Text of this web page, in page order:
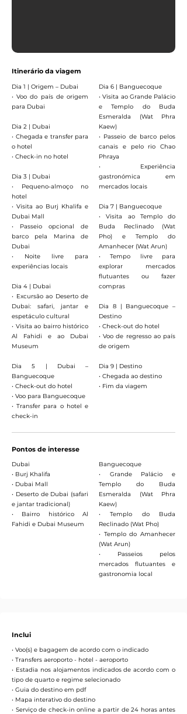
Itinerário da viagem
Dia 1 | Origem – Dubai
• Voo do país de origem
para Dubai
Dia 2 | Dubai
• Chegada e transfer para
o hotel
• Check-in no hotel
Dia 3 | Dubai
• Pequeno-almoço no
hotel
• Visita ao Burj Khalifa e
Dubai Mall
• Passeio opcional de
barco pela Marina de
Dubai
• Noite livre para
experiências locais
Dia 4 | Dubai
• Excursão ao Deserto de
Dubai: safari, jantar e
espetáculo cultural
• Visita ao bairro histórico
Al Fahidi e ao Dubai
Museum
Dia 5 | Dubai –
Banguecoque
• Check-out do hotel
• Voo para Banguecoque
• Transfer para o hotel e
check-in
Dia 6 | Banguecoque
• Visita ao Grande Palácio
e Templo do Buda
Esmeralda (Wat Phra
Kaew)
• Passeio de barco pelos
canais e pelo rio Chao
Phraya
• Experiência
gastronómica em
mercados locais
Dia 7 | Banguecoque
• Visita ao Templo do
Buda Reclinado (Wat
Pho) e Templo do
Amanhecer (Wat Arun)
• Tempo livre para
explorar mercados
flutuantes ou fazer
compras
Dia 8 | Banguecoque –
Destino
• Check-out do hotel
• Voo de regresso ao país
de origem
Dia 9 | Destino
• Chegada ao destino
• Fim da viagem
Pontos de interesse
Dubai
• Burj Khalifa
• Dubai Mall
• Deserto de Dubai (safari
e jantar tradicional)
• Bairro histórico Al
Fahidi e Dubai Museum
Banguecoque
• Grande Palácio e
Templo do Buda
Esmeralda (Wat Phra
Kaew)
• Templo do Buda
Reclinado (Wat Pho)
• Templo do Amanhecer
(Wat Arun)
• Passeios pelos
mercados flutuantes e
gastronomia local
Inclui
• Voo(s) e bagagem de acordo com o indicado
• Transfers aeroporto - hotel - aeroporto
• Estadia nos alojamentos indicados de acordo com o
tipo de quarto e regime selecionado
• Guia do destino em pdf
• Mapa interativo do destino
• Serviço de check-in online a partir de 24 horas antes